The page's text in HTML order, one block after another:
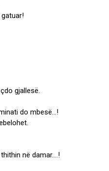
gjallesë.
do mbesë…!
në damar….!